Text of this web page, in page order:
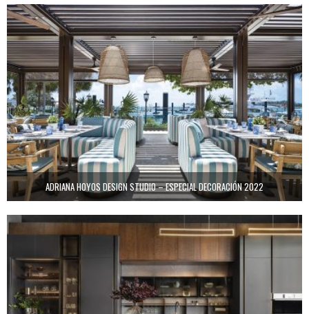
ADRIANA HOYOS DESIGN STUDIO – ESPECIAL DECORACIÓN 2022